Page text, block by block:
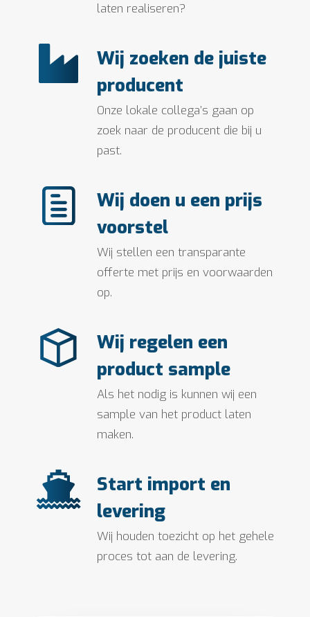
laten realiseren?
Wij zoeken de juiste
producent
Onze lokale collega’s gaan op
zoek naar de producent die bij u
past.
Wij doen u een prijs
voorstel
Wij stellen een transparante
offerte met prijs en voorwaarden
op.
Wij regelen een
product sample
Als het nodig is kunnen wij een
sample van het product laten
maken.
Start import en
levering
Wij houden toezicht op het gehele
proces tot aan de levering.